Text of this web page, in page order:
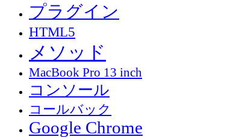
プラグイン
HTML5
メソッド
MacBook Pro 13 inch
コンソール
コールバック
Google Chrome